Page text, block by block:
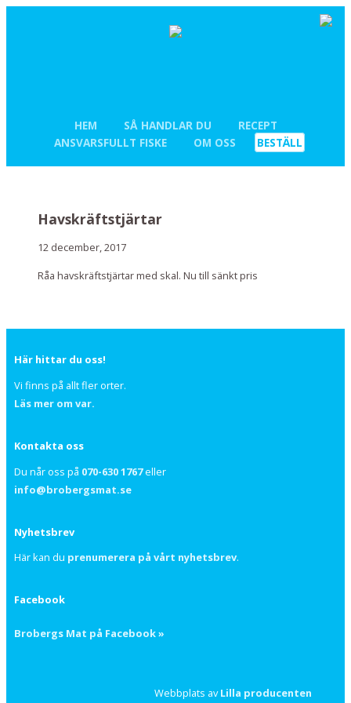
HEM SÅ HANDLAR DU
RECEPT
ANSVARSFULLT FISKE
OM OSS BESTÄLL
Havskräftstjärtar
12 december, 2017
Råa havskräftstjärtar med skal. Nu till sänkt pris
Här hittar du oss!
Vi finns på allt fler orter.
Läs mer om var.
Kontakta oss
Du når oss på 070-630 1767eller
info@brobergsmat.se
Nyhetsbrev
Här kan du prenumerera på vårt nyhetsbrev.
Facebook
Brobergs Mat på Facebook »
Webbplats avLilla producenten